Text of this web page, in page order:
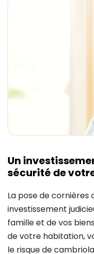
Un
sécurité de
La pose de
investissement
famille et de vos
de votre habitation,
le risque de